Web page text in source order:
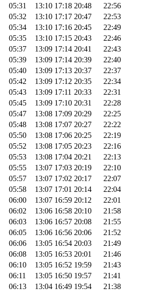
05:31 13:10 17:18 20:48
22:56
05:32 13:10 17:17 20:47
22:53
05:34 13:10 17:16 20:45
22:49
05:35 13:10 17:15 20:43
22:46
05:37 13:09 17:14 20:41
22:43
05:39 13:09 17:14 20:39
22:40
05:40 13:09 17:13 20:37
22:37
05:42 13:09 17:12 20:35
22:34
05:43 13:09 17:11 20:33
22:31
05:45 13:09 17:10 20:31
22:28
05:47 13:08 17:09 20:29
22:25
05:48 13:08 17:07 20:27
22:22
05:50 13:08 17:06 20:25
22:19
05:52 13:08 17:05 20:23
22:16
05:53 13:08 17:04 20:21
22:13
05:55 13:07 17:03 20:19
22:10
05:57 13:07 17:02 20:17
22:07
05:58 13:07 17:01 20:14
22:04
06:00 13:07 16:59 20:12
22:01
06:02 13:06 16:58 20:10
21:58
06:03 13:06 16:57 20:08
21:55
06:05 13:06 16:56 20:06
21:52
06:06 13:05 16:54 20:03
21:49
06:08 13:05 16:53 20:01
21:46
06:10 13:05 16:52 19:59
21:43
06:11 13:05 16:50 19:57
21:41
06:13 13:04 16:49 19:54
21:38